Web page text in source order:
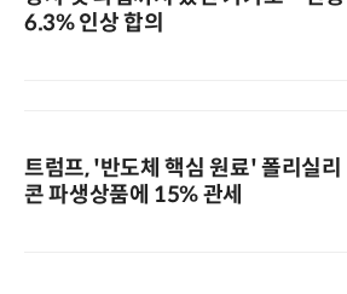
6.3% 인상 합의
트럼프, '반도체 핵심 원료' 폴리실리
콘 파생상품에 15% 관세